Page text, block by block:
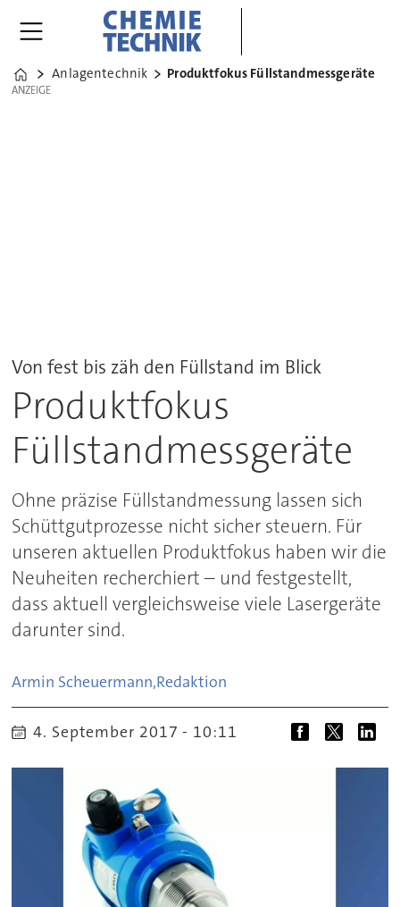
Home
Anlagentechnik Produktfokus Füllstandmessgeräte
ANZEIGE
ANZEIGE
Von fest bis zäh den Füllstand im Blick
Produktfokus
Füllstandmessgeräte
Ohne präzise Füllstandmessung lassen sich
Schüttgutprozesse nicht sicher steuern. Für
unseren aktuellen Produktfokus haben wir die
Neuheiten recherchiert – und festgestellt,
dass aktuell vergleichsweise viele Lasergeräte
darunter sind.
Armin Scheuermann,Redaktion
4. September 2017 - 10:11